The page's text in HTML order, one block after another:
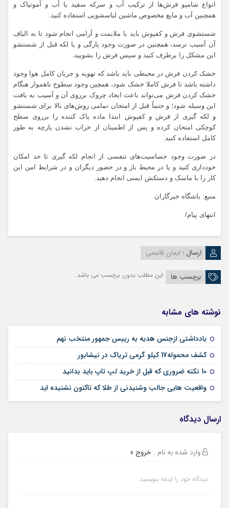
انواع شامپو فرش‌ها از ترکیب آب و سرکه سفید یا آب و آمونیاک و
همچنین آب و مایع مخصوص ماشین لباسشویی استفاده کنید.
شستشوی فرش و کفپوش باید با ملایمت و آرامی انجام شود تا به الیاف
آن آسیب نرسد، همچنین در صورت وجود پارگی و یا لکه قبل از شستشو
این مشکل را برطرف کنید و سپس فرش را بشویید.
خشک کردن فرش در محیطی باید باشد که تهویه و جریان کامل هوا وجود
داشته باشد تا فرش کاملا خشک شود، همچین وجود سطوح ناهموار هنگام
خشک کردن فرش می‌تواند باعث ایجاد چروک برروی آن و آسیب به بافت
این وسیله شود؛ و حتماً قبل از امتحان تمامی روش‌های بالا برای شستشو
و لکه گیری از فرش و کفپوش ابتدا ماده پاک کننده را برروی سطح
کوچکی امتحان کرده و پس از اطمینان از خراب نشدن پارچه به طور
کامل استفاده کنید.
در صورت وجود حساسیت‌های تنفسی از انجام لکه گیری تا حد امکان
خودداری کنید و یا در محیط باز و در حضور دیگران و در شرایط امن این
کار را با ماسک و دستکش ایمنی انجام دهید.
منبع: باشگاه خبرگاران
انتهای پیام/
ارسال : ایمان قاسمی
برچسب ها این مطلب بدون برچسب می باشد.
نوشته های مشابه
یادداشتی ازجنس هدیه به رییس جمهور منتخب نهم
کشف محموله17 کيلو گرمي ترياک در نيشابور
10 نکته ضروری که قبل از خرید لپ تاپ باید بدانید
واقعیت هایی جالب وشنیدنی از طلا که تاکنون نشنیده اید
ارسال دیدگاه
وارد شده به نام . خروج »
دیدگاه خود را اینجا بنویسید